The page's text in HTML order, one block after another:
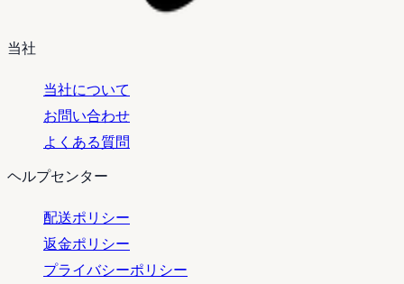
当社
当社について
お問い合わせ
よくある質問
ヘルプセンター
配送ポリシー
返金ポリシー
プライバシーポリシー